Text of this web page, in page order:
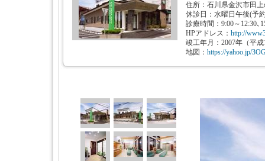
住所：石川県金沢市田
休診日：水曜日午後(予
診療時間：9:00～12:30､
HPアドレス： http://
竣工年月：2007年（平
地図： https://yahoo.jp/